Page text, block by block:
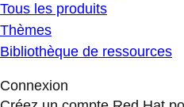
Tous les produits
Thèmes
Bibliothèque de ressources
Connexion